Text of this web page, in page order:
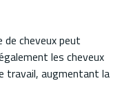
cheveux peut
les cheveux
travail, augmentant la